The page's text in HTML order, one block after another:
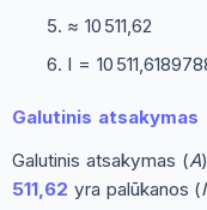
≈ 10 511,62
I = 10
Galutinis atsakymas
Galutinis atsakymas (A
511,62 yra palūkanos (I